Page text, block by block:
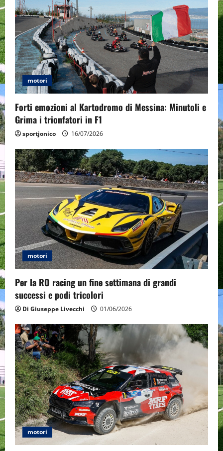
i
g
a
t
i
o
n
motori
Forti emozioni al Kartodromo di Messina: Minutoli e
Grima i trionfatori in F1
sportjonico 16/07/2026
motori
Per la RO racing un fine settimana di grandi
successi e podi tricolori
Di Giuseppe Livecchi 01/06/2026
motori